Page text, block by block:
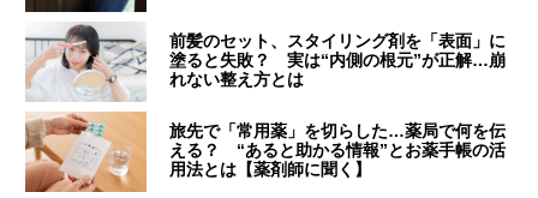
前髪のセット、スタイリング剤を「表面」に
塗ると失敗？ 実は“内側の根元”が正解…崩
れない整え方とは
旅先で「常用薬」を切らした…薬局で何を伝
える？ “あると助かる情報”とお薬手帳の活
用法とは【薬剤師に聞く】